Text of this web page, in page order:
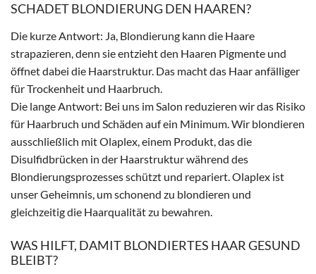
SCHADET BLONDIERUNG DEN HAAREN?
Die kurze Antwort: Ja, Blondierung kann die Haare
strapazieren, denn sie entzieht den Haaren Pigmente und
öffnet dabei die Haarstruktur. Das macht das Haar anfälliger
für Trockenheit und Haarbruch.
Die lange Antwort: Bei uns im Salon reduzieren wir das Risiko
für Haarbruch und Schäden auf ein Minimum. Wir blondieren
ausschließlich mit Olaplex, einem Produkt, das die
Disulfidbrücken in der Haarstruktur während des
Blondierungsprozesses schützt und repariert. Olaplex ist
unser Geheimnis, um schonend zu blondieren und
gleichzeitig die Haarqualität zu bewahren.
WAS HILFT, DAMIT BLONDIERTES HAAR GESUND
BLEIBT?